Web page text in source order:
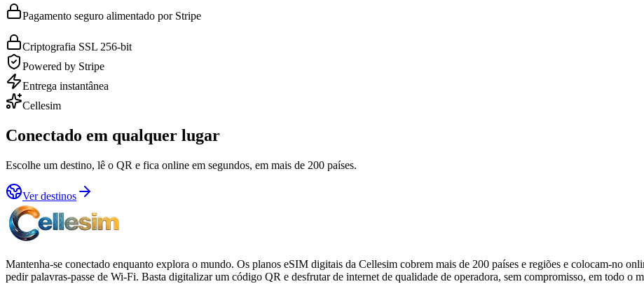
Pagamento seguro alimentado por Stripe
Criptografia SSL 256-bit
Powered by Stripe
Entrega instantânea
Cellesim
Conectado em qualquer lugar
Escolhe um destino, lê o QR e fica online em segundos, em mais de 200 países.
Ver destinos
Mantenha-se conectado enquanto explora o mundo. Os planos eSIM digitais da Cellesim cobrem mais de 200 países e regiões e colocam-no
pedir palavras-passe de Wi-Fi. Basta digitalizar um código QR e desfrutar de internet de qualidade de operadora, sem compromisso, em todo o